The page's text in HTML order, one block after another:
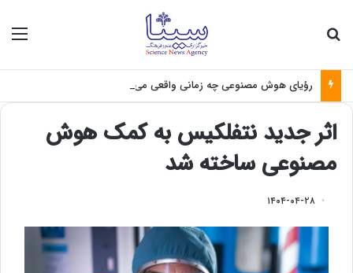
رؤیای هوش مصنوعی چه زمانی واقعی می‌شود؟
اثر جدید نتفلکیس به کمک هوش
مصنوعی ساخته شد
۱۴۰۴-۰۴-۲۸